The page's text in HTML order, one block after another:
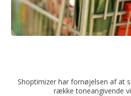
Shoptimizer har fornøjelsen af at
række toneangivende